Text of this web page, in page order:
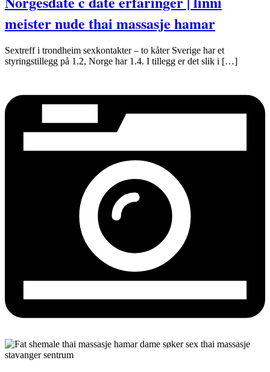
meister nude thai massasje hamar
Sextreff i trondheim sexkontakter – to kåter Sverige har et
styringstillegg på 1.2, Norge har 1.4. I tillegg er det slik i […]